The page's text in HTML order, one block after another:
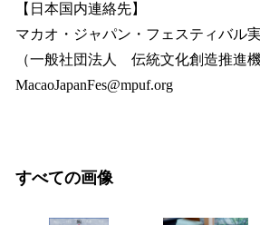
【日本国内連絡先】
マカオ・ジャパン・フェスティバル
（一般社団法人 伝統文化創造推進
MacaoJapanFes@mpuf.org
すべての画像